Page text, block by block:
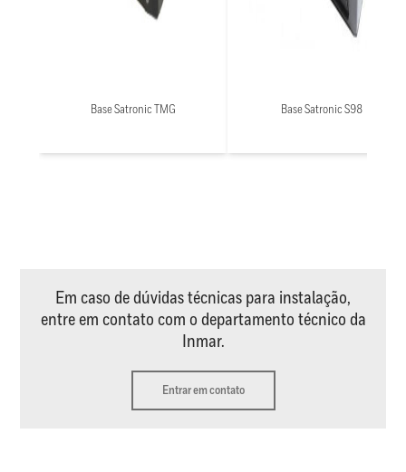
Base Satronic TMG Base Satronic S98
Em caso de dúvidas técnicas para instalação,
entre em contato com o departamento técnico da
Inmar.
Entrar em contato